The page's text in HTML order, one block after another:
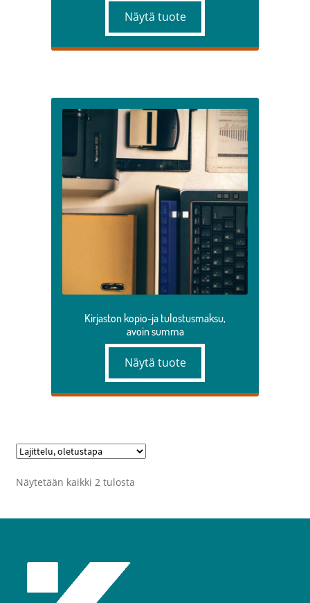
Näytä tuote
Kirjaston kopio-ja tulostusmaksu,
avoin summa
Näytä tuote
Näytetään kaikki 2 tulosta